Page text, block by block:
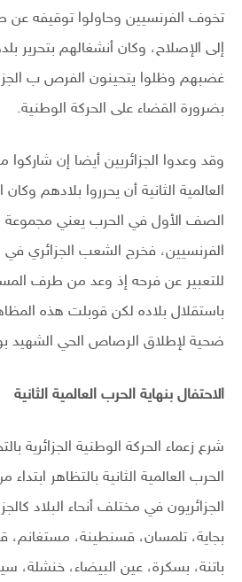
تخوف الفرنسيين وحاولوا توقيفه عن
إلى الإصلاح، وكان أنشغالهم بتحرير
غضبهم وظلوا يتحينون الفرص ب
بضرورة القضاء على الحركة الوطنية.
وقد وعدوا الجزائريين أيضا إن
العالمية الثانية أن يحرروا بلادهم
الصف الأول في الحرب يعني مجموعة
الفرنسيين، فخرج الشعب الجزائري
للتعبير عن فرحه إذ وعد من طرف
باستقلال بلاده لكن قوبلت هذه
ضحية لإطلاق الرصاص الحي الشهيد
الاحتفال بنهاية الحرب العالمية الثانية
شرع زعماء الحركة الوطنية الجزائرية
الجزائريون في مختلف أنحاء البلاد
بجاية، تلمسان، قسنطينة، مستغانم،
باتنة، بسكرة، عين البيضاء،